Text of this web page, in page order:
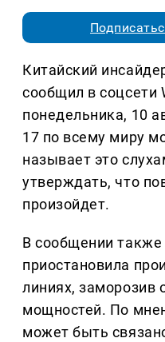
Китайский
сообщил в соцсети
понедельника, 10
17 по всему миру
называет это
утверждать, что
произойдет.
В сообщении также
приостановила
линиях, заморозив
мощностей. По
может быть